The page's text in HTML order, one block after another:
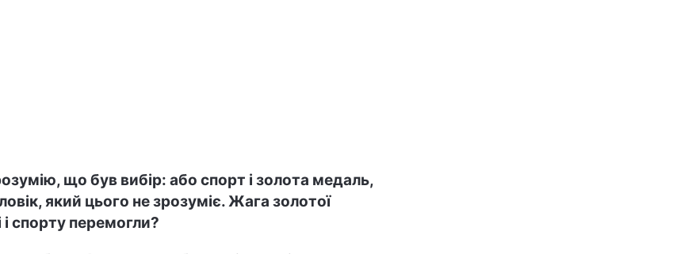
що був вибір: або спорт і золота медаль,
який цього не зрозуміє. Жага золотої
і спорту перемогли?